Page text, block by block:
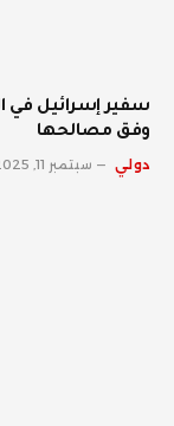
سفير إسرائيل في
وفق مصالحها
دولي سبتمبر 11, 2025